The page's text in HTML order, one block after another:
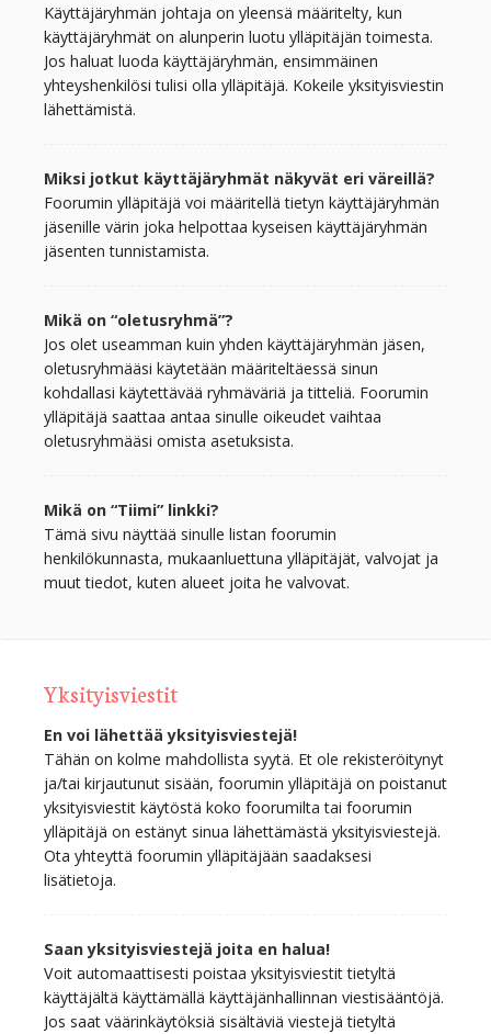
Käyttäjäryhmän johtaja on yleensä määritelty, kun
käyttäjäryhmät on alunperin luotu ylläpitäjän toimesta.
Jos haluat luoda käyttäjäryhmän, ensimmäinen
yhteyshenkilösi tulisi olla ylläpitäjä. Kokeile yksityisviestin
lähettämistä.
Miksi jotkut käyttäjäryhmät näkyvät eri väreillä?
Foorumin ylläpitäjä voi määritellä tietyn käyttäjäryhmän
jäsenille värin joka helpottaa kyseisen käyttäjäryhmän
jäsenten tunnistamista.
Mikä on “oletusryhmä”?
Jos olet useamman kuin yhden käyttäjäryhmän jäsen,
oletusryhmääsi käytetään määriteltäessä sinun
kohdallasi käytettävää ryhmäväriä ja titteliä. Foorumin
ylläpitäjä saattaa antaa sinulle oikeudet vaihtaa
oletusryhmääsi omista asetuksista.
Mikä on “Tiimi” linkki?
Tämä sivu näyttää sinulle listan foorumin
henkilökunnasta, mukaanluettuna ylläpitäjät, valvojat ja
muut tiedot, kuten alueet joita he valvovat.
Yksityisviestit
En voi lähettää yksityisviestejä!
Tähän on kolme mahdollista syytä. Et ole rekisteröitynyt
ja/tai kirjautunut sisään, foorumin ylläpitäjä on poistanut
yksityisviestit käytöstä koko foorumilta tai foorumin
ylläpitäjä on estänyt sinua lähettämästä yksityisviestejä.
Ota yhteyttä foorumin ylläpitäjään saadaksesi
lisätietoja.
Saan yksityisviestejä joita en halua!
Voit automaattisesti poistaa yksityisviestit tietyltä
käyttäjältä käyttämällä käyttäjänhallinnan viestisääntöjä.
Jos saat väärinkäytöksiä sisältäviä viestejä tietyltä